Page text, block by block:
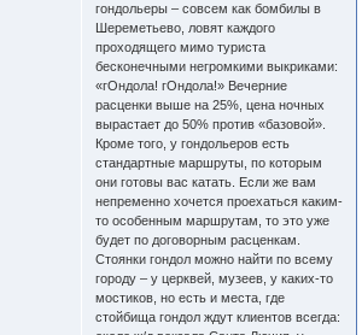
гондольеры – совсем как бомбилы в
Шереметьево, ловят каждого
проходящего мимо туриста
бесконечными негромкими выкриками:
«гОндола! гОндола!» Вечерние
расценки выше на 25%, цена ночных
вырастает до 50% против «базовой».
Кроме того, у гондольеров есть
стандартные маршруты, по которым
они готовы вас катать. Если же вам
непременно хочется проехаться каким-
то особенным маршрутам, то это уже
будет по договорным расценкам.
Стоянки гондол можно найти по всему
городу – у церквей, музеев, у каких-то
мостиков, но есть и места, где
стойбища гондол ждут клиентов всегда: